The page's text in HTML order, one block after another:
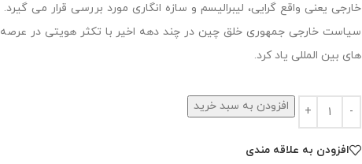
خارجی یعنی واقع گرایی، لیبرالیسم و سازه انگاری مورد بررسی قرار می
سیاست خارجی جمهوری خلق چین در چند دهه اخیر با تکثر هویتی در عرصه
های بین المللی یاد کرد.
افزودن به سبد خرید
افزودن به علاقه مندی